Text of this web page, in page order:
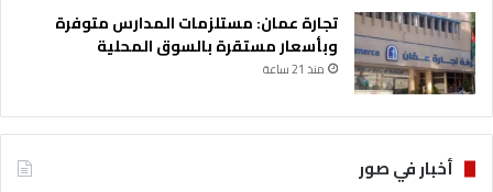
ا
ل
أ
ح
و
ا
ل
ا
تجارة عمان: مستلزمات المدارس متوفرة
وبأسعار مستقرة بالسوق المحلية
منذ 21 ساعة
أخبار في صور